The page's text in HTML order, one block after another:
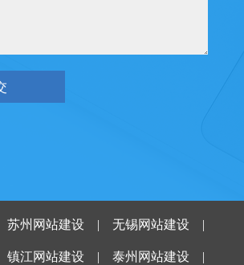
苏州网站建设 |无锡网站建设 |
镇江网站建设 |泰州网站建设 |